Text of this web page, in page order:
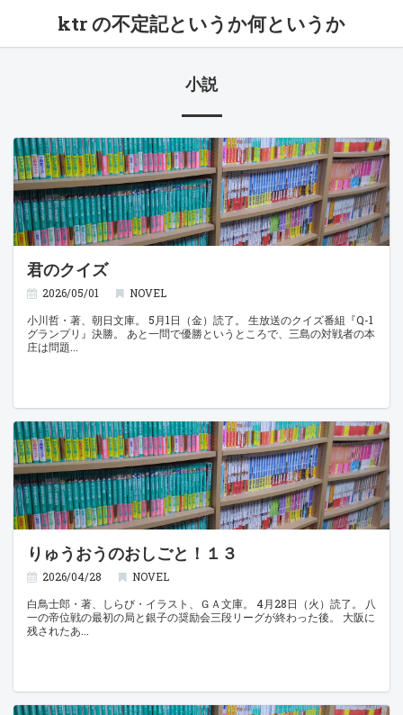
ktr の不定記というか何というか
小説
君のクイズ
2026/05/01
NOVEL
小川哲・著、朝日文庫。 5月1日（金）読了。 生放送のクイズ番組『Q-1
グランプリ』決勝。 あと一問で優勝というところで、三島の対戦者の本
庄は問題
りゅうおうのおしごと！１３
2026/04/28
NOVEL
白鳥士郎・著、しらび・イラスト、ＧＡ文庫。 4月28日（火）読了。 八
一の帝位戦の最初の局と銀子の奨励会三段リーグが終わった後。 大阪に
残されたあ